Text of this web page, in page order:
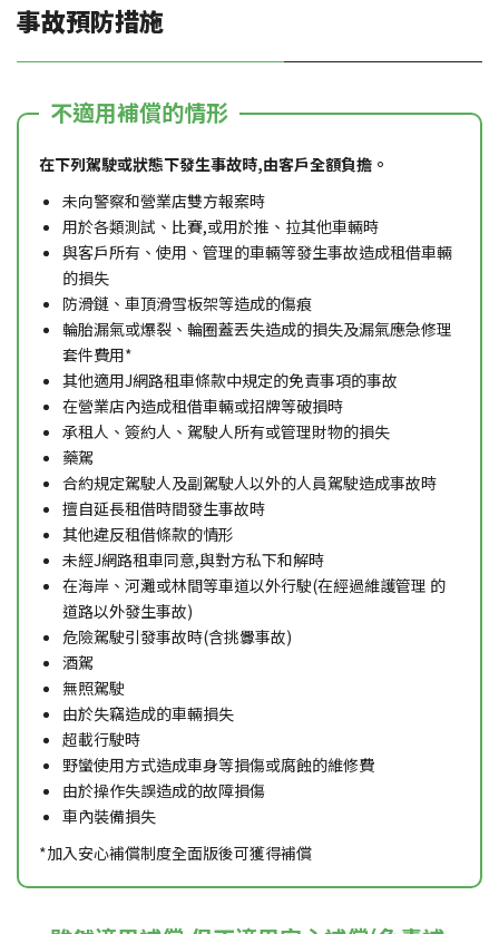
事故預防措施
不適用補償的情形
在下列駕駛或狀態下發生事故時,由客戶全額負擔。
未向警察和營業店雙方報案時
用於各類測試、比賽,或用於推、拉其他車輛時
與客戶所有、使用、管理的車輛等發生事故造成租借車輛
的損失
防滑鏈、車頂滑雪板架等造成的傷痕
輪胎漏氣或爆裂、輪圈蓋丟失造成的損失及漏氣應急修理
套件費用*
其他適用J網路租車條款中規定的免責事項的事故
在營業店內造成租借車輛或招牌等破損時
承租人、簽約人、駕駛人所有或管理財物的損失
藥駕
合約規定駕駛人及副駕駛人以外的人員駕駛造成事故時
擅自延長租借時間發生事故時
其他違反租借條款的情形
未經J網路租車同意,與對方私下和解時
在海岸、河灘或林間等車道以外行駛(在經過維護管理 的
道路以外發生事故)
危險駕駛引發事故時(含挑釁事故)
酒駕
無照駕駛
由於失竊造成的車輛損失
超載行駛時
野蠻使用方式造成車身等損傷或腐蝕的維修費
由於操作失誤造成的故障損傷
車內裝備損失
*加入安心補償制度全面版後可獲得補償